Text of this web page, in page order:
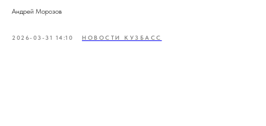
Андрей Морозов
2026-03-31 14:10 НОВОСТИ КУЗБАСС